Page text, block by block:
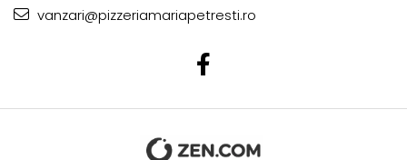
vanzari@pizzeriamariapetresti.ro